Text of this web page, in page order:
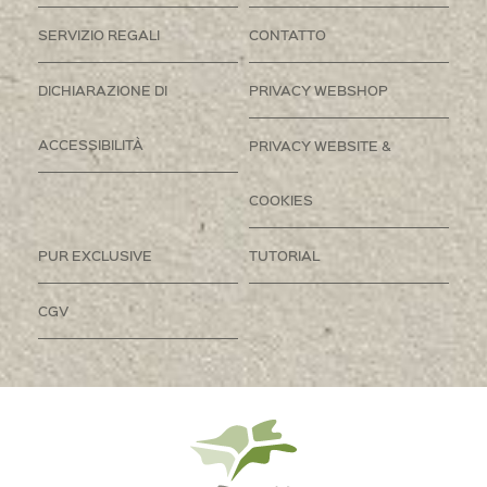
SERVIZIO REGALI CONTATTO
DICHIARAZIONE DI
ACCESSIBILITÀ
PRIVACY WEBSHOP
PRIVACY WEBSITE &
COOKIES
PUR EXCLUSIVE TUTORIAL
CGV